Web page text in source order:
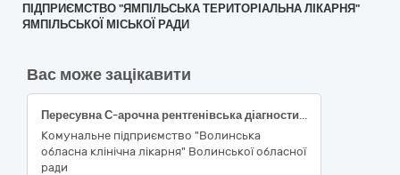
ПІДПРИЄМСТВО "ЯМПІЛЬСЬКА ТЕРИТОРІАЛЬНА ЛІКАРНЯ"
ЯМПІЛЬСЬКОЇ МІСЬКОЇ РАДИ
Вас може зацікавити
Пересувна С-арочна рентгенівська діагностична система загального призначення для проведення рентгеноскопічних та рентгенографічних досліджень під час оперативних втручань та малоінвазивних інтервенційних процедур ДК 021:2015: 33110000-4 - Візуалізаційне обладнання для потреб медицини, стоматології та ветеринарної медицини (НК 024:2023: 37647 - Система рентгенівська діагностична пересувна загального призначення, цифрова; Код НК 031:2024 Z11030101 — Пересувні рентгенівські системи)
Комунальне підприємство "Волинська
обласна клінічна лікарня" Волинської обласної
ради